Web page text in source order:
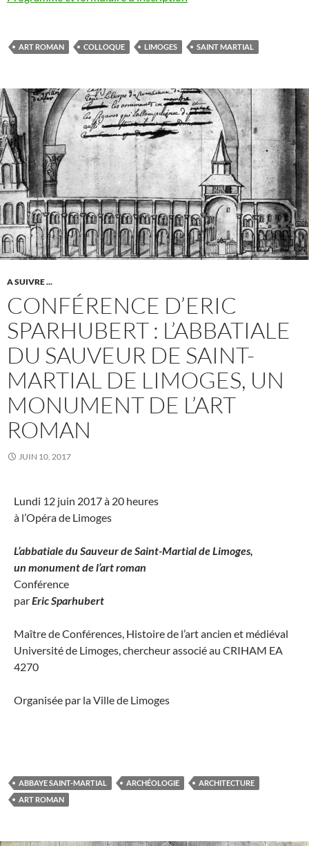
ART ROMAN COLLOQUE LIMOGES SAINT MARTIAL
A SUIVRE ...
CONFÉRENCE D’ERIC
SPARHUBERT : L’ABBATIALE
DU SAUVEUR DE SAINT-
MARTIAL DE LIMOGES, UN
MONUMENT DE L’ART
ROMAN
JUIN 10, 2017
Lundi 12 juin 2017 à 20 heures
à l’Opéra de Limoges
L’abbatiale du Sauveur de Saint-Martial de Limoges,
un monument de l’art roman
Conférence
parEric Sparhubert
Maître de Conférences, Histoire de l’art ancien et médiéval
Université de Limoges, chercheur associé au CRIHAM EA
4270
Organisée par la Ville de Limoges
ABBAYE SAINT-MARTIAL ARCHÉOLOGIE
ARCHITECTURE
ART ROMAN